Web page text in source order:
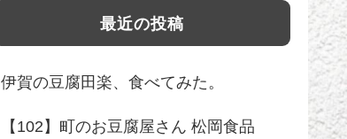
最近の投稿
伊賀の豆腐田楽、食べてみた。
【102】町のお豆腐屋さん 松岡食品